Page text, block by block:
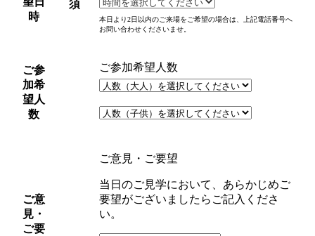
時
須
本日より2日以内のご来場をご希望の場合は、上記電話番号へ
お問い合わせくださいませ。
ご参
加希
望人
数
ご参加希望人数
ご意
見・
ご要
ご意見・ご要望
当日のご見学において、あらかじめご
要望がございましたらご記入くださ
い。